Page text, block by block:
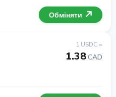
Обміняти
1 USDC =
1.38CAD